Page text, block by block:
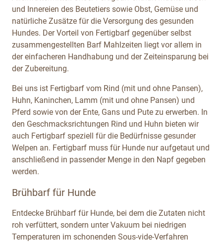
und Innereien des Beutetiers sowie Obst, Gemüse und
natürliche Zusätze für die Versorgung des gesunden
Hundes. Der Vorteil von Fertigbarf gegenüber selbst
zusammengestellten Barf Mahlzeiten liegt vor allem in
der einfacheren Handhabung und der Zeiteinsparung bei
der Zubereitung.
Bei uns ist Fertigbarf vom Rind (mit und ohne Pansen),
Huhn, Kaninchen, Lamm (mit und ohne Pansen) und
Pferd sowie von der Ente, Gans und Pute zu erwerben. In
den Geschmacksrichtungen Rind und Huhn bieten wir
auch Fertigbarf speziell für die Bedürfnisse gesunder
Welpen an. Fertigbarf muss für Hunde nur aufgetaut und
anschließend in passender Menge in den Napf gegeben
werden.
Brühbarf für Hunde
Entdecke Brühbarf für Hunde, bei dem die Zutaten nicht
roh verfüttert, sondern unter Vakuum bei niedrigen
Temperaturen im schonenden Sous-vide-Verfahren